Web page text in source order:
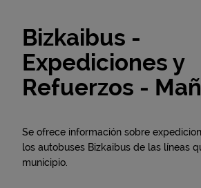
Bizkaibus -
Expediciones y
Refuerzos -
Se ofrece información sobre
los autobuses Bizkaibus de las líneas
municipio.